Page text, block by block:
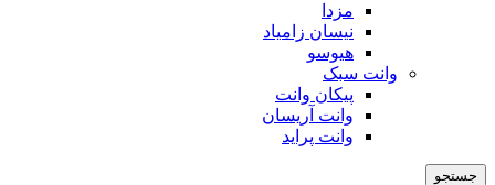
مزدا
نیسان زامیاد
هیوسو
وانت سبک
پیکان وانت
وانت آریسان
وانت پراید
جستجو